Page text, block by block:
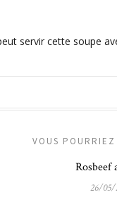
servir cette soupe
VOUS
Rosbeef
26/05/